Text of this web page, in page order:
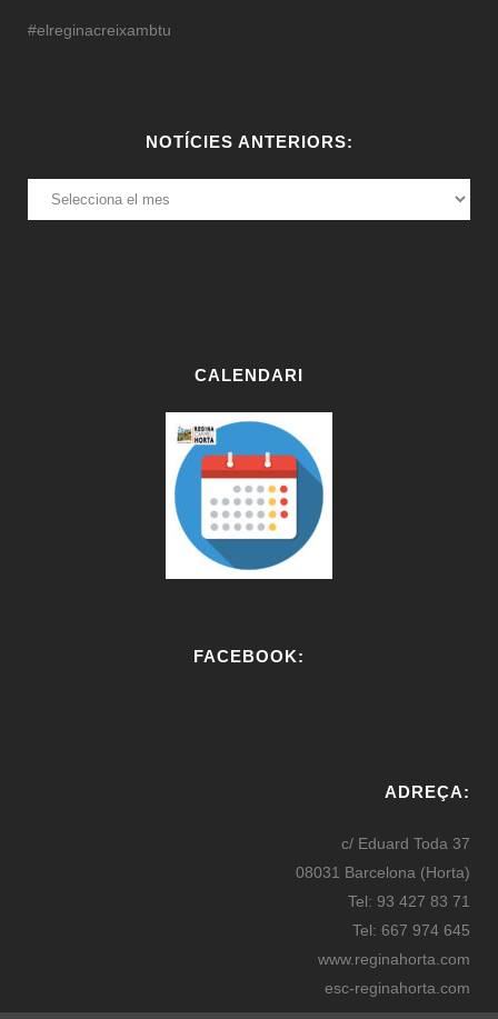
#elreginacreixambtu
NOTÍCIES ANTERIORS:
NOTÍCIES
ANTERIORS:
CALENDARI
FACEBOOK:
ADREÇA:
c/ Eduard Toda 37
08031 Barcelona (Horta)
Tel: 93 427 83 71
Tel: 667 974 645
www.reginahorta.com
esc-reginahorta.com